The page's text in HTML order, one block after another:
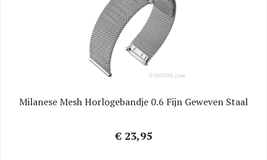
Milanese Mesh Horlogebandje 0.6 Fijn Geweven Staal
€ 23,95